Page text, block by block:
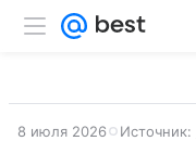
8 июля 2026 Источник: